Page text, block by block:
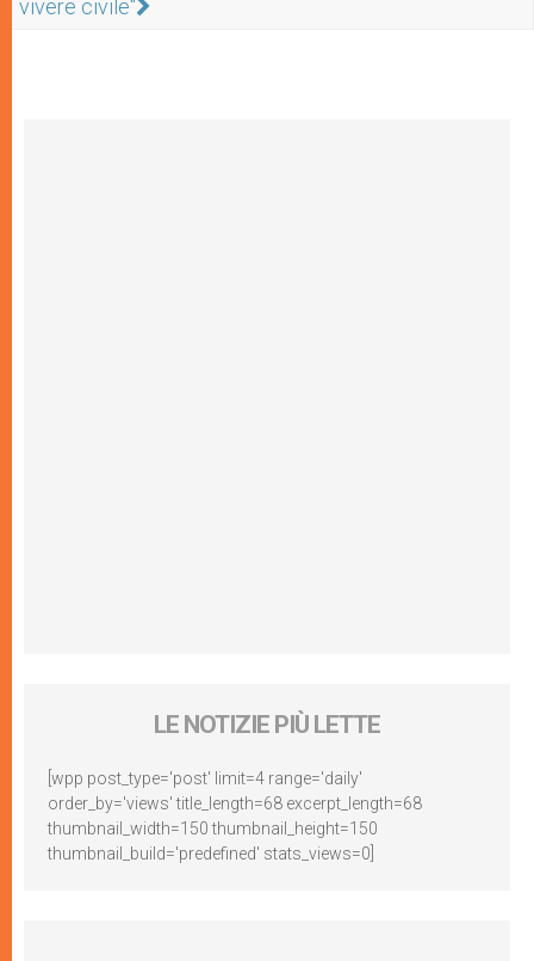
vivere civile"
LE NOTIZIE PIÙ LETTE
[wpp post_type='post' limit=4 range='daily'
order_by='views' title_length=68 excerpt_length=68
thumbnail_width=150 thumbnail_height=150
thumbnail_build='predefined' stats_views=0]